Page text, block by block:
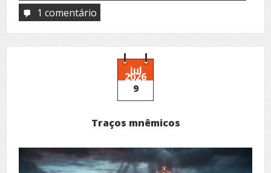
1 comentário
angolano
hoje
jul
2026
9
Traços mnêmicos